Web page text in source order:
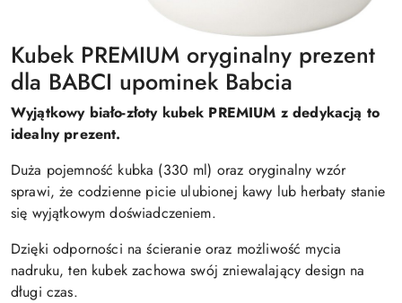
Kubek PREMIUM oryginalny prezent
dla BABCI upominek Babcia
Wyjątkowy biało-złoty kubek PREMIUM z dedykacją to
idealny prezent.
Duża pojemność kubka (330 ml) oraz oryginalny wzór
sprawi, że codzienne picie ulubionej kawy lub herbaty stanie
się wyjątkowym doświadczeniem.
Dzięki odporności na ścieranie oraz możliwość mycia
nadruku, ten kubek zachowa swój zniewalający design na
długi czas.